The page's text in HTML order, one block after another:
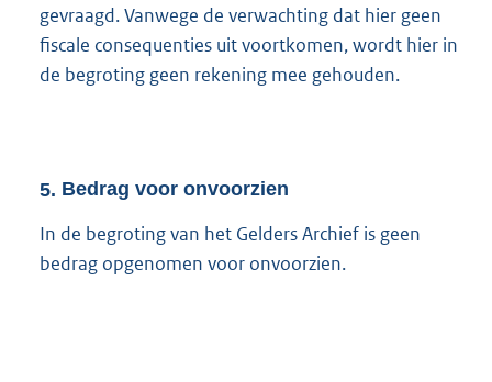
gevraagd. Vanwege de verwachting dat hier geen
fiscale consequenties uit voortkomen, wordt hier in
de begroting geen rekening mee gehouden.
5. Bedrag voor onvoorzien
In de begroting van het Gelders Archief is geen
bedrag opgenomen voor onvoorzien.